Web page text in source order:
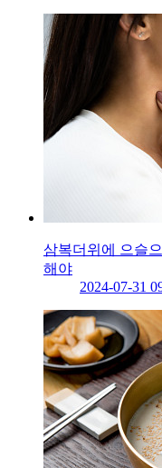
삼복더위에 으슬
해야
2024-07-31